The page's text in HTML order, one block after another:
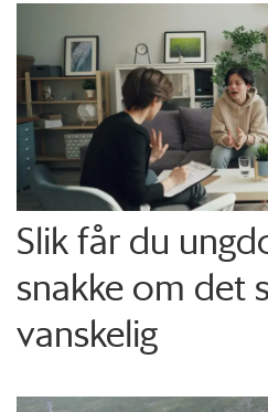
Slik får du
snakke om det
vanskelig